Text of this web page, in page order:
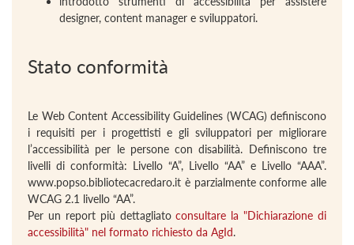
designer, content manager e sviluppatori.
Stato conformità
Le Web Content Accessibility Guidelines (WCAG) definiscono
i requisiti per i progettisti e gli sviluppatori per migliorare
l’accessibilità per le persone con disabilità. Definiscono tre
livelli di conformità: Livello “A”, Livello “AA” e Livello “AAA”.
www.popso.bibliotecacredaro.it è parzialmente conforme alle
WCAG 2.1 livello “AA”.
Per un report più dettagliatoconsultare la "Dichiarazione di
accessibilità" nel formato richiesto da AgId.